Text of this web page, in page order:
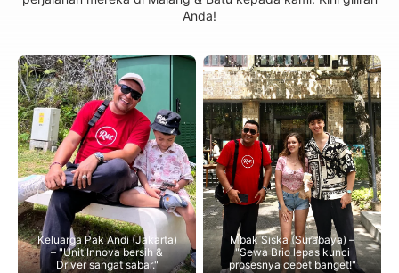
Anda!
Keluarga Pak Andi (Jakarta)
– "Unit Innova bersih &
Driver sangat sabar."
Mbak Siska (Surabaya) –
"Sewa Brio lepas kunci
prosesnya cepet banget!"